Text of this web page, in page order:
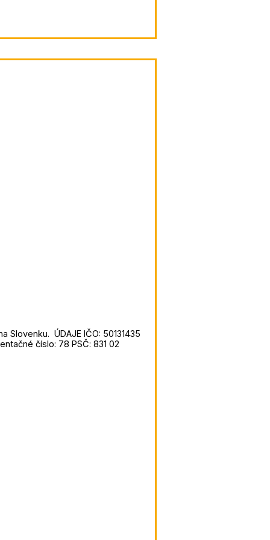
ÚDAJE IČO: 50131435
číslo: 78 PSČ: 831 02